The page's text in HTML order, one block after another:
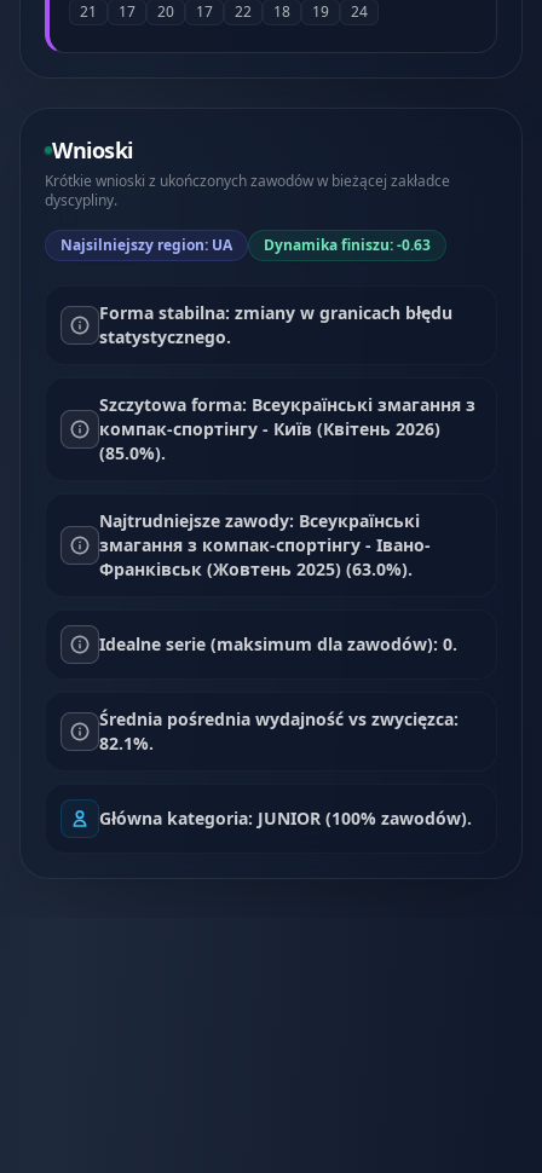
21 17 20 17 22 18 19 24
Wnioski
Krótkie wnioski z ukończonych zawodów w bieżącej zakładce
dyscypliny.
Najsilniejszy region: UA Dynamika finiszu: -0.63
Forma stabilna: zmiany w granicach błędu
statystycznego.
Szczytowa forma: Всеукраїнські змагання з
компак-спортінгу - Київ (Квітень 2026)
(85.0%).
Najtrudniejsze zawody: Всеукраїнські
змагання з компак-спортінгу - Івано-
Франківськ (Жовтень 2025) (63.0%).
Idealne serie (maksimum dla zawodów): 0.
Średnia pośrednia wydajność vs zwycięzca:
82.1%.
Główna kategoria: JUNIOR (100% zawodów).